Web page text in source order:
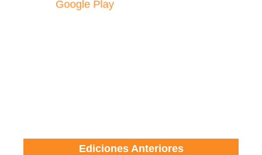
Ediciones Anteriores